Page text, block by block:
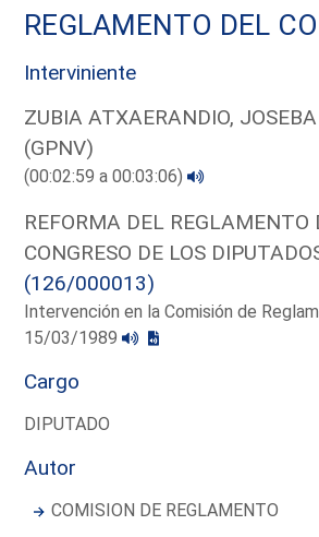
REGLAMENTO DEL
Interviniente
ZUBIA ATXAERANDIO,
(GPNV)
(00:02:59 a 00:03:06)
REFORMA DEL REGLAMENTO
CONGRESO DE LOS
(126/000013)
Intervención en la Comisión de
15/03/1989
Cargo
DIPUTADO
Autor
COMISION DE REGLAMENTO